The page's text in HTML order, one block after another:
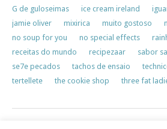
G de guloseimas
ice cream ireland
jamie oliver
mixirica muito gostoso
no soup for you
no special effects
receitas do mundo
recipezaar
sabor
se7e pecados
tachos de ensaio
tertellete
the cookie shop three fat